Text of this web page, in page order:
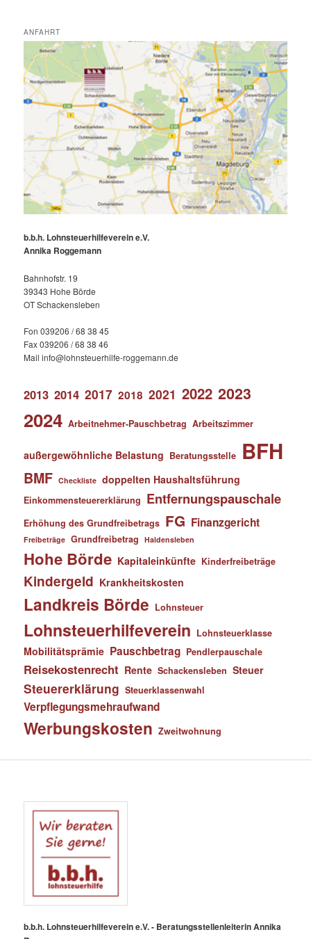
ANFAHRT
b.b.h. Lohnsteuerhilfeverein e.V.
Annika Roggemann
Bahnhofstr. 19
39343 Hohe Börde
OT Schackensleben
Fon 039206 / 68 38 45
Fax 039206 / 68 38 46
Mail info@lohnsteuerhilfe-roggemann.de
2013 2014 2017 2018 2021 2022 2023
2024 Arbeitnehmer-Pauschbetrag Arbeitszimmer
außergewöhnliche Belastung Beratungsstelle BFH
BMF Checkliste doppelten Haushaltsführung
Einkommensteuererklärung Entfernungspauschale
Erhöhung des Grundfreibetrags FG Finanzgericht
Freibeträge Grundfreibetrag Haldensleben
Hohe Börde Kapitaleinkünfte Kinderfreibeträge
Kindergeld Krankheitskosten
Landkreis Börde Lohnsteuer
Lohnsteuerhilfeverein Lohnsteuerklasse
Mobilitätsprämie Pauschbetrag Pendlerpauschale
Reisekostenrecht Rente Schackensleben Steuer
Steuererklärung Steuerklassenwahl
Verpflegungsmehraufwand
Werbungskosten Zweitwohnung
b.b.h. Lohnsteuerhilfeverein e.V. - Beratungsstellenleiterin Annika